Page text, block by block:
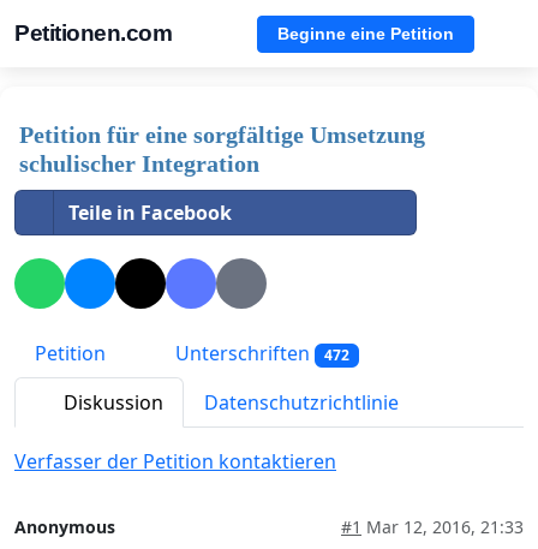
Petitionen.com Beginne eine Petition
Petition für eine sorgfältige Umsetzung
schulischer Integration
Teile in Facebook
Petition Unterschriften 472
Diskussion Datenschutzrichtlinie
Verfasser der Petition kontaktieren
Anonymous #1 Mar 12, 2016, 21:33